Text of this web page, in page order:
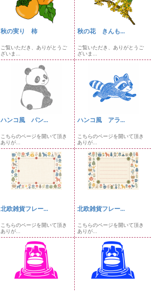
秋の実り 柿
ご覧いただき、ありがとうご
ざいま...
秋の花 きんも...
ご覧いただき、ありがとうご
ざいま...
ハンコ風 パン...
こちらのページを開いて頂き
ありが...
ハンコ風 アラ...
こちらのページを開いて頂き
ありが...
北欧雑貨フレー...
こちらのページを開いて頂き
ありが...
北欧雑貨フレー...
こちらのページを開いて頂き
ありが...